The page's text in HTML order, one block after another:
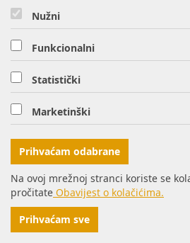
03.07.2024. Planirani radovi na
03.07.2024. Planirani radovi na
03.07.2024. Planirani radovi na
03.07.2024. - 04.07.2024. -
mreži - Sirač
03.07.2024. Neplanirani radovi na
04.07.2024. Planirani radovi na
Nužni
Funkcionalni
Statistički
Marketinški
Prihvaćam odabrane
Na ovoj mrežnoj stranci koriste se
pročitate Obavijest o kolačićima.
Prihvaćam sve